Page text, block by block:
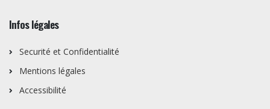
Infos légales
Securité et Confidentialité
Mentions légales
Accessibilité